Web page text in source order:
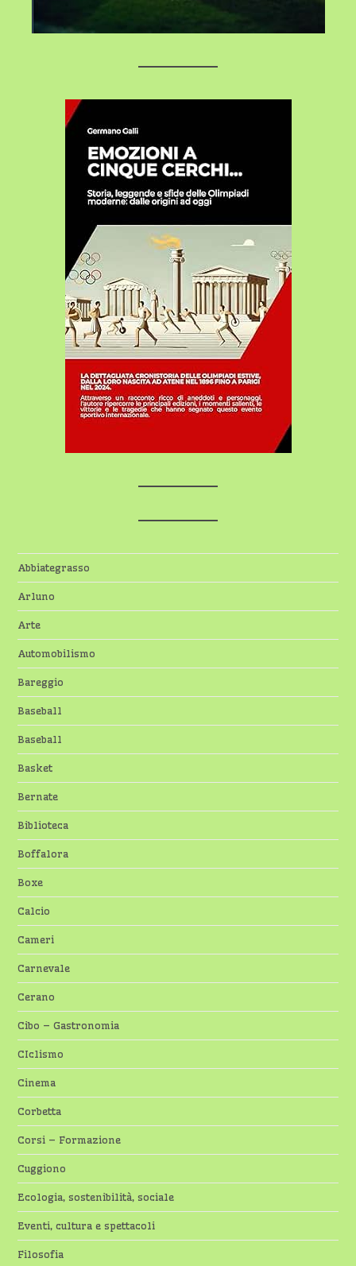
Abbiategrasso
Arluno
Arte
Automobilismo
Bareggio
Baseball
Baseball
Basket
Bernate
Biblioteca
Boffalora
Boxe
Calcio
Cameri
Carnevale
Cerano
Cibo – Gastronomia
CIclismo
Cinema
Corbetta
Corsi – Formazione
Cuggiono
Ecologia, sostenibilità, sociale
Eventi, cultura e spettacoli
Filosofia